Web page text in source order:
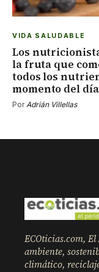
VIDA SALUDABLE
Los
la fruta que
todos los
momento del día
PorAdrián Villellas
ECOticias.com,
ambiente,
climático,